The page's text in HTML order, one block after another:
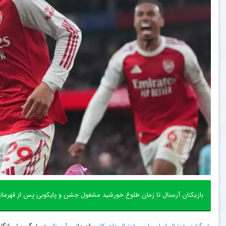
بازیکنان آرسنال تا زمان طلوع خورشید مشغول جشن و پایکوبی پس از